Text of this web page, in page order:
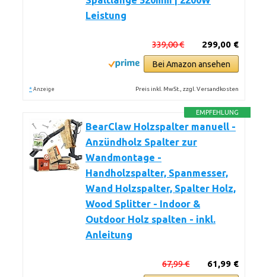
Leistung
299,00 €
339,00 €
Bei Amazon ansehen
* Anzeige Preis inkl. MwSt., zzgl. Versandkosten
EMPFEHLUNG
BearClaw Holzspalter manuell -
Anzündholz Spalter zur
Wandmontage -
Handholzspalter, Spanmesser,
Wand Holzspalter, Spalter Holz,
Wood Splitter - Indoor &
Outdoor Holz spalten - inkl.
Anleitung
61,99 €
67,99 €